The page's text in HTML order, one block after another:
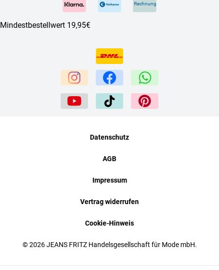
Rechnung
Mindestbestellwert 19,95€
© 2026 JEANS FRITZ Handelsgesellschaft für Mode mbH.
Datenschutz
AGB
Impressum
Vertrag widerrufen
Cookie-Hinweis